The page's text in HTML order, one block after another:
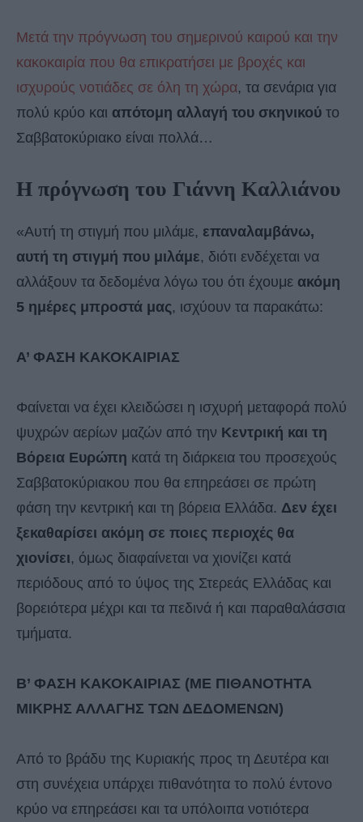
Μετά την πρόγνωση του σημερινού καιρού και την
κακοκαιρία που θα επικρατήσει με βροχές και
ισχυρούς νοτιάδες σε όλη τη χώρα, τα σενάρια για
πολύ κρύο και απότομη αλλαγή του σκηνικού το
Σαββατοκύριακο είναι πολλά…
Η πρόγνωση του Γιάννη Καλλιάνου
«Αυτή τη στιγμή που μιλάμε, επαναλαμβάνω,
αυτή τη στιγμή που μιλάμε, διότι ενδέχεται να
αλλάξουν τα δεδομένα λόγω του ότι έχουμε ακόμη
5 ημέρες μπροστά μας, ισχύουν τα παρακάτω:
Α’ ΦΑΣΗ ΚΑΚΟΚΑΙΡΙΑΣ
Φαίνεται να έχει κλειδώσει η ισχυρή μεταφορά πολύ
ψυχρών αερίων μαζών από την Κεντρική και τη
Βόρεια Ευρώπη κατά τη διάρκεια του προσεχούς
Σαββατοκύριακου που θα επηρεάσει σε πρώτη
φάση την κεντρική και τη βόρεια Ελλάδα. Δεν έχει
ξεκαθαρίσει ακόμη σε ποιες περιοχές θα
χιονίσει, όμως διαφαίνεται να χιονίζει κατά
περιόδους από το ύψος της Στερεάς Ελλάδας και
βορειότερα μέχρι και τα πεδινά ή και παραθαλάσσια
τμήματα.
Β’ ΦΑΣΗ ΚΑΚΟΚΑΙΡΙΑΣ (ΜΕ ΠΙΘΑΝΟΤΗΤΑ
ΜΙΚΡΗΣ ΑΛΛΑΓΗΣ ΤΩΝ ΔΕΔΟΜΕΝΩΝ)
Από το βράδυ της Κυριακής προς τη Δευτέρα και
στη συνέχεια υπάρχει πιθανότητα το πολύ έντονο
κρύο να επηρεάσει και τα υπόλοιπα νοτιότερα